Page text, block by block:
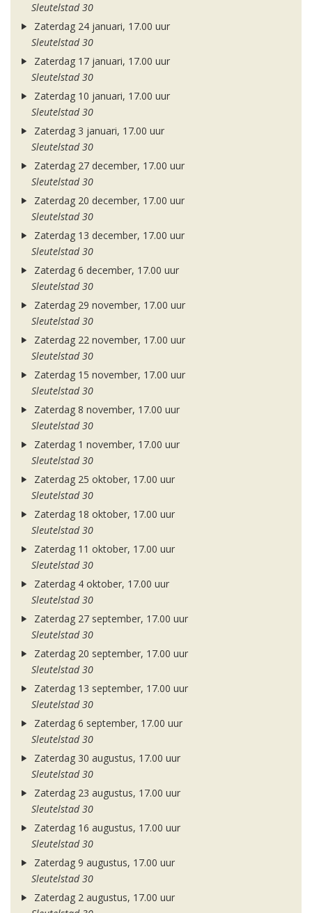
Sleutelstad 30
Zaterdag 24 januari, 17.00 uur
Sleutelstad 30
Zaterdag 17 januari, 17.00 uur
Sleutelstad 30
Zaterdag 10 januari, 17.00 uur
Sleutelstad 30
Zaterdag 3 januari, 17.00 uur
Sleutelstad 30
Zaterdag 27 december, 17.00 uur
Sleutelstad 30
Zaterdag 20 december, 17.00 uur
Sleutelstad 30
Zaterdag 13 december, 17.00 uur
Sleutelstad 30
Zaterdag 6 december, 17.00 uur
Sleutelstad 30
Zaterdag 29 november, 17.00 uur
Sleutelstad 30
Zaterdag 22 november, 17.00 uur
Sleutelstad 30
Zaterdag 15 november, 17.00 uur
Sleutelstad 30
Zaterdag 8 november, 17.00 uur
Sleutelstad 30
Zaterdag 1 november, 17.00 uur
Sleutelstad 30
Zaterdag 25 oktober, 17.00 uur
Sleutelstad 30
Zaterdag 18 oktober, 17.00 uur
Sleutelstad 30
Zaterdag 11 oktober, 17.00 uur
Sleutelstad 30
Zaterdag 4 oktober, 17.00 uur
Sleutelstad 30
Zaterdag 27 september, 17.00 uur
Sleutelstad 30
Zaterdag 20 september, 17.00 uur
Sleutelstad 30
Zaterdag 13 september, 17.00 uur
Sleutelstad 30
Zaterdag 6 september, 17.00 uur
Sleutelstad 30
Zaterdag 30 augustus, 17.00 uur
Sleutelstad 30
Zaterdag 23 augustus, 17.00 uur
Sleutelstad 30
Zaterdag 16 augustus, 17.00 uur
Sleutelstad 30
Zaterdag 9 augustus, 17.00 uur
Sleutelstad 30
Zaterdag 2 augustus, 17.00 uur